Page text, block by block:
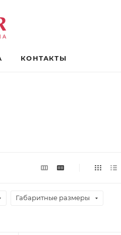
КОНТАКТЫ
Габаритные размеры